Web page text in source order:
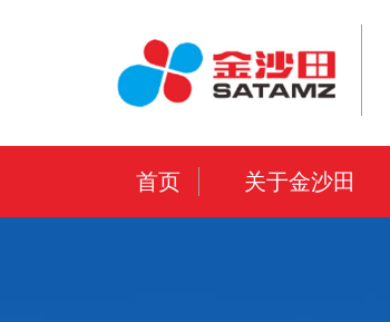
首页 关于金沙田